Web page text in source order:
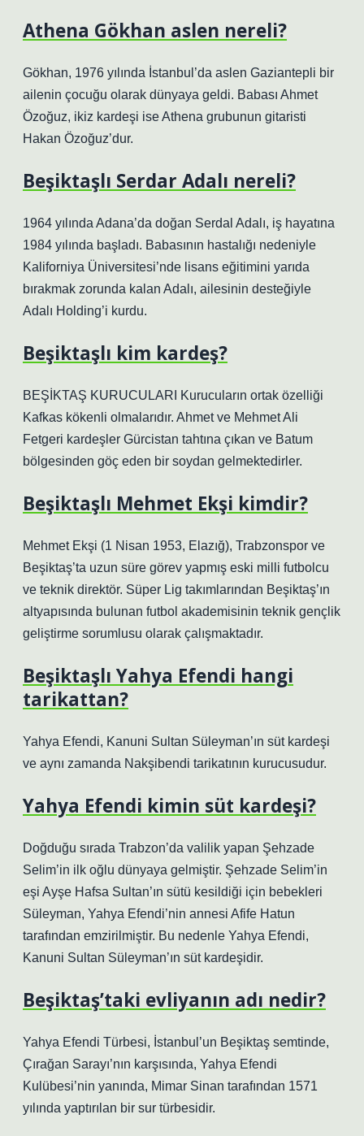
Athena Gökhan aslen nereli?
Gökhan, 1976 yılında İstanbul’da aslen Gaziantepli bir
ailenin çocuğu olarak dünyaya geldi. Babası Ahmet
Özoğuz, ikiz kardeşi ise Athena grubunun gitaristi
Hakan Özoğuz’dur.
Beşiktaşlı Serdar Adalı nereli?
1964 yılında Adana’da doğan Serdal Adalı, iş hayatına
1984 yılında başladı. Babasının hastalığı nedeniyle
Kaliforniya Üniversitesi’nde lisans eğitimini yarıda
bırakmak zorunda kalan Adalı, ailesinin desteğiyle
Adalı Holding’i kurdu.
Beşiktaşlı kim kardeş?
BEŞİKTAŞ KURUCULARI Kurucuların ortak özelliği
Kafkas kökenli olmalarıdır. Ahmet ve Mehmet Ali
Fetgeri kardeşler Gürcistan tahtına çıkan ve Batum
bölgesinden göç eden bir soydan gelmektedirler.
Beşiktaşlı Mehmet Ekşi kimdir?
Mehmet Ekşi (1 Nisan 1953, Elazığ), Trabzonspor ve
Beşiktaş’ta uzun süre görev yapmış eski milli futbolcu
ve teknik direktör. Süper Lig takımlarından Beşiktaş’ın
altyapısında bulunan futbol akademisinin teknik gençlik
geliştirme sorumlusu olarak çalışmaktadır.
Beşiktaşlı Yahya Efendi hangi
tarikattan?
Yahya Efendi, Kanuni Sultan Süleyman’ın süt kardeşi
ve aynı zamanda Nakşibendi tarikatının kurucusudur.
Yahya Efendi kimin süt kardeşi?
Doğduğu sırada Trabzon’da valilik yapan Şehzade
Selim’in ilk oğlu dünyaya gelmiştir. Şehzade Selim’in
eşi Ayşe Hafsa Sultan’ın sütü kesildiği için bebekleri
Süleyman, Yahya Efendi’nin annesi Afife Hatun
tarafından emzirilmiştir. Bu nedenle Yahya Efendi,
Kanuni Sultan Süleyman’ın süt kardeşidir.
Beşiktaş’taki evliyanın adı nedir?
Yahya Efendi Türbesi, İstanbul’un Beşiktaş semtinde,
Çırağan Sarayı’nın karşısında, Yahya Efendi
Kulübesi’nin yanında, Mimar Sinan tarafından 1571
yılında yaptırılan bir sur türbesidir.